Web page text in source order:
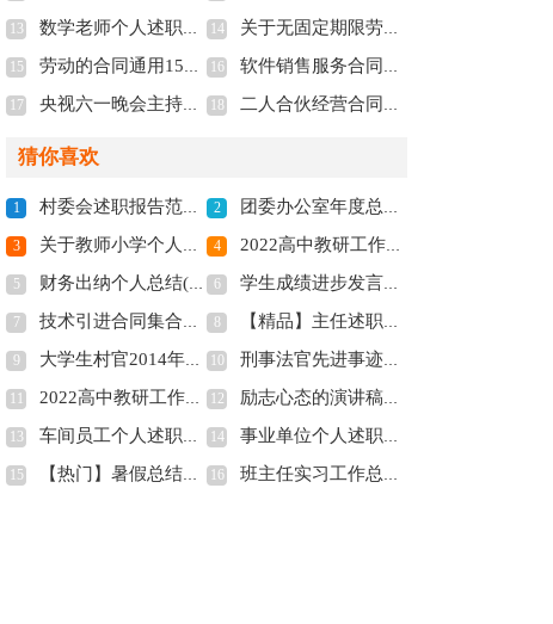
13 数学老师个人述职报告精选9篇(全文共11953字) 14 关于无固定期限劳动合同模板六篇(全文共5811字)
15 劳动的合同通用15篇(全文共17699字) 16 软件销售服务合同12篇(全文共8705字)
17 央视六一晚会主持词(精选多篇)(全文共11535字) 18 二人合伙经营合同6篇(全文共8701字)
猜你喜欢
1 村委会述职报告范文(全文共1525字) 2 团委办公室年度总结(全文共12229字)
3 关于教师小学个人述职报告合集五篇(全文共5115字) 4 2022高中教研工作计划通用版(全文共7754字)
5 财务出纳个人总结(全文共19159字) 6 学生成绩进步发言稿(精选多篇)(全文共7853字)
7 技术引进合同集合五篇(全文共6978字) 8 【精品】主任述职报告模板汇编8篇(全文共12326字)
9 大学生村官2014年上半年社区工作总结(全文共7645字) 10 刑事法官先进事迹材料(精选多篇)(全文共10446字)
2022高中教研工作计划通用版(全文共7754字) 12 励志心态的演讲稿高中(全文共5710字)
13 车间员工个人述职报告10篇(全文共12114字) 14 事业单位个人述职报告(集锦9篇)(全文共14654字)
15 【热门】暑假总结作文锦集五篇(全文共3137字) 16 班主任实习工作总结(全文共10398字)